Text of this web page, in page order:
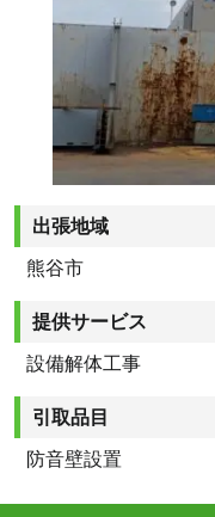
出張地域
熊谷市
提供サービス
設備解体工事
引取品目
防音壁設置